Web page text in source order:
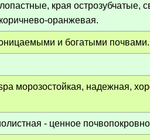
края острозубчатые,
оранжевая.
и богатыми почвами.
морозостойкая, надежная,
- ценное